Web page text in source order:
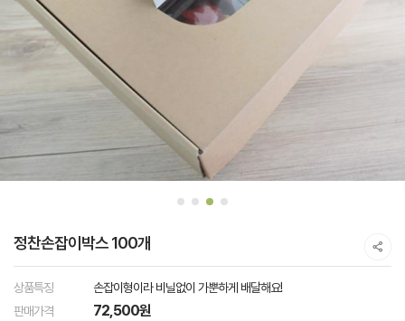
정찬손잡이박스 100개
상품특징
손잡이형이라 비닐없이 가뿐하게 배달해요!
판매가격
72,500원